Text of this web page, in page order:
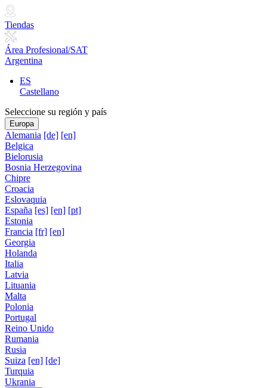
Tiendas
Área Profesional/SAT
Argentina
ES
Castellano
Seleccione su región y país
Europa
Alemania [de] [en]
Belgica
Bielorusia
Bosnia Herzegovina
Chipre
Croacia
Eslovaquia
España [es] [en] [pt]
Estonia
Francia [fr] [en]
Georgia
Holanda
Italia
Latvia
Lituania
Malta
Polonia
Portugal
Reino Unido
Rumania
Rusia
Suiza [en] [de]
Turquia
Ukrania